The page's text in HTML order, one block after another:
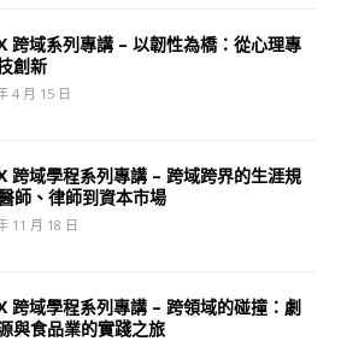
跨域系列專講 – 以韌性為橋：從心理專
創新
4 月 15 日
跨域學程系列專講 – 跨域跨界的生涯規
師、律師到資本市場
11 月 18 日
跨域學程系列專講 – 跨領域的碰撞：劇
與食品業的實踐之旅